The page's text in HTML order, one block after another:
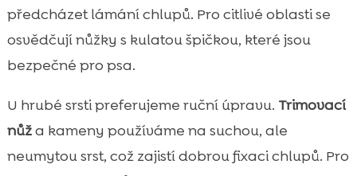
předcházet lámání chlupů. Pro citlivé oblasti se
osvědčují nůžky s kulatou špičkou, které jsou
bezpečné pro psa.
U hrubé srsti preferujeme ruční úpravu. Trimovací
nůža kameny používáme na suchou, ale
neumytou srst, což zajistí dobrou fixaci chlupů. Pro